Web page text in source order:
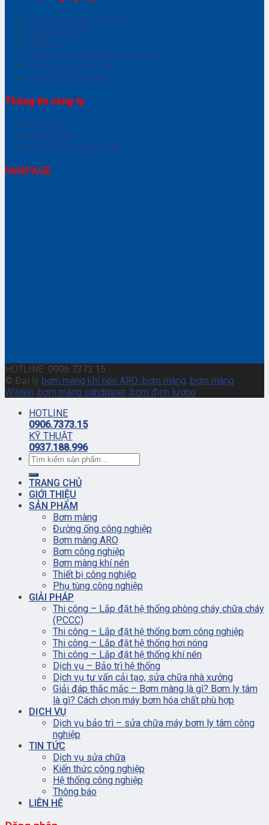
Máy bơm màng khí nén
Bơm hoá chất
Khớp nối
Bơm định lượng hoá chất SEKO
Bơm nước dân dụng
Van cổng Valvotubi
Thông tin công ty
Giới thiệu
Tuyển dụng
Quy định & Chính sách
FANPAGE
HOTLINE: 0906.7373.15
© Đại lý bơm màng khí nén ARO ,bơm màng ,bơm màng
Wilden ,bơm màng sandpiper ,bơm định lượng
HOTLINE
0906.7373.15
KỸ THUẬT
0937.188.996
TRANG CHỦ
GIỚI THIỆU
SẢN PHẨM
Bơm màng
Đường ống công nghiệp
Bơm màng ARO
Bơm công nghiệp
Bơm màng khí nén
Thiết bị công nghiệp
Phụ tùng công nghiệp
GIẢI PHÁP
Thi công – Lắp đặt hệ thống phòng cháy chữa cháy
(PCCC)
Thi công – Lắp đặt hệ thống bơm công nghiệp
Thi công – Lắp đặt hệ thống hơi nóng
Thi công – Lắp đặt hệ thống khí nén
Dịch vụ – Bảo trì hệ thống
Dịch vụ tư vấn cải tạo, sửa chữa nhà xưởng
Giải đáp thắc mắc – Bơm màng là gì? Bơm ly tâm
là gì? Cách chọn máy bơm hóa chất phù hợp
DỊCH VỤ
Dịch vụ bảo trì – sửa chữa máy bơm ly tâm công
nghiệp
TIN TỨC
Dịch vụ sửa chữa
Kiến thức công nghiệp
Hệ thống công nghiệp
Thông báo
LIÊN HỆ